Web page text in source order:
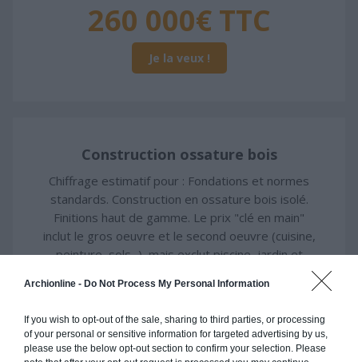
Archionline - Do Not Process My Personal Information
If you wish to opt-out of the sale, sharing to third parties, or processing
of your personal or sensitive information for targeted advertising by us,
please use the below opt-out section to confirm your selection. Please
260 000€ TTC
Je la veux !
Construction ossature bois
Chiffrage estimatif pour : Fondations et normes
standards. Construction en ossature bois isolé.
Finitions haut de gamme. Le prix "clé en main"
inclut le gros oeuvre et le second oeuvre (cuisine,
peinture, sols...), mais exclut piscine, jardin et
260 000€ TTC